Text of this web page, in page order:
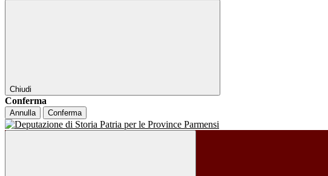
Chiudi
Conferma
Annulla Conferma